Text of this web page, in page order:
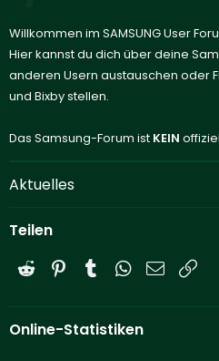
Willkommen im SAMSUNG User
Hier kannst du dich über deine
anderen Usern austauschen oder
und Bixby stellen.
Das Samsung-Forum ist KEIN
Aktuelles
Teilen
Reddit PinterestTumblrWhatsApp
E-Mail
Online-Statistiken